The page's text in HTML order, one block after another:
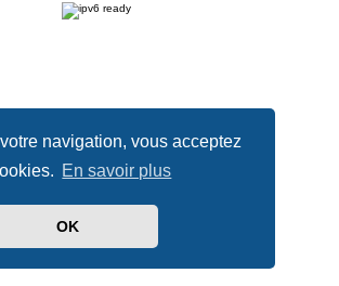
navigation, vous acceptez
En savoir plus
OK